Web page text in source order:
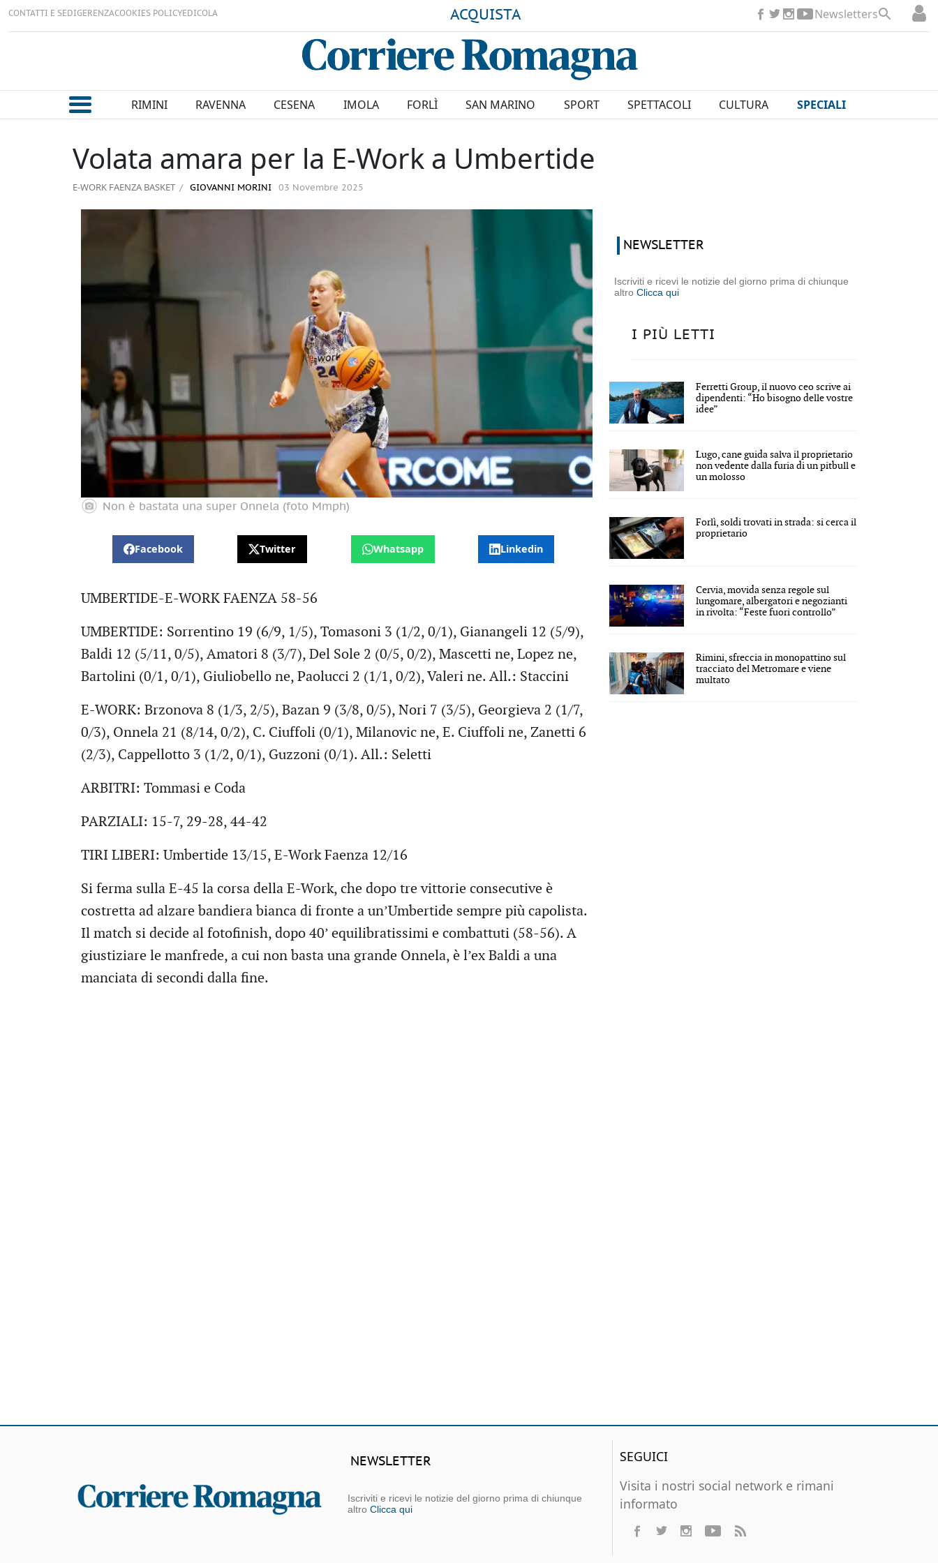
CONTATTI E SEDIGERENZACOOKIES POLICYEDICOLA ACQUISTA Newsletters
RIMINI RAVENNA CESENA IMOLA FORLÌ SAN MARINO SPORT SPETTACOLI CULTURA SPECIALI
Volata amara per la E-Work a Umbertide
E-WORK FAENZA BASKET GIOVANNI MORINI 03 Novembre 2025
Non è bastata una super Onnela (foto Mmph)
Facebook Twitter Whatsapp Linkedin
UMBERTIDE-E-WORK FAENZA 58-56
UMBERTIDE: Sorrentino 19 (6/9, 1/5), Tomasoni 3 (1/2, 0/1), Gianangeli 12 (5/9),
Baldi 12 (5/11, 0/5), Amatori 8 (3/7), Del Sole 2 (0/5, 0/2), Mascetti ne, Lopez ne,
Bartolini (0/1, 0/1), Giuliobello ne, Paolucci 2 (1/1, 0/2), Valeri ne. All.: Staccini
E-WORK: Brzonova 8 (1/3, 2/5), Bazan 9 (3/8, 0/5), Nori 7 (3/5), Georgieva 2 (1/7,
0/3), Onnela 21 (8/14, 0/2), C. Ciuffoli (0/1), Milanovic ne, E. Ciuffoli ne, Zanetti 6
(2/3), Cappellotto 3 (1/2, 0/1), Guzzoni (0/1). All.: Seletti
ARBITRI: Tommasi e Coda
PARZIALI: 15-7, 29-28, 44-42
TIRI LIBERI: Umbertide 13/15, E-Work Faenza 12/16
Si ferma sulla E-45 la corsa della E-Work, che dopo tre vittorie consecutive è
costretta ad alzare bandiera bianca di fronte a un’Umbertide sempre più capolista.
Il match si decide al fotofinish, dopo 40’ equilibratissimi e combattuti (58-56). A
giustiziare le manfrede, a cui non basta una grande Onnela, è l’ex Baldi a una
manciata di secondi dalla fine.
NEWSLETTER
Iscriviti e ricevi le notizie del giorno prima di chiunque
altroClicca qui
I PIÙ LETTI
Ferretti Group, il nuovo ceo scrive ai
dipendenti: “Ho bisogno delle vostre
idee”
Lugo, cane guida salva il proprietario
non vedente dalla furia di un pitbull e
un molosso
Forlì, soldi trovati in strada: si cerca il
proprietario
Cervia, movida senza regole sul
lungomare, albergatori e negozianti
in rivolta: “Feste fuori controllo”
Rimini, sfreccia in monopattino sul
tracciato del Metromare e viene
multato
NEWSLETTER
Iscriviti e ricevi le notizie del giorno prima di chiunque
altro Clicca qui
SEGUICI
Visita i nostri social network e rimani
informato